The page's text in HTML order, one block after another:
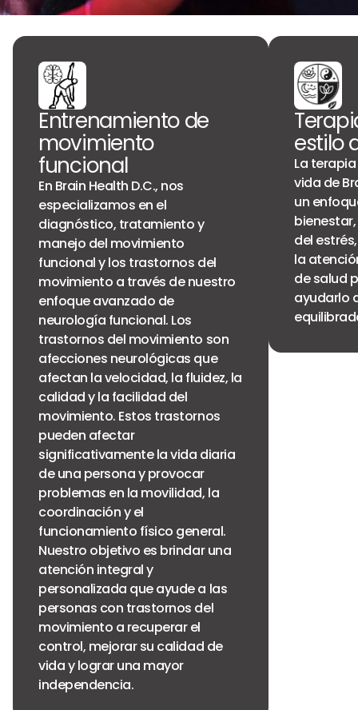
Entrenamiento de
movimiento
funcional
En Brain Health D.C., nos
especializamos en el
diagnóstico, tratamiento y
manejo del movimiento
funcional y los trastornos del
movimiento a través de nuestro
enfoque avanzado de
neurología funcional. Los
trastornos del movimiento son
afecciones neurológicas que
afectan la velocidad, la fluidez, la
calidad y la facilidad del
movimiento. Estos trastornos
pueden afectar
significativamente la vida diaria
de una persona y provocar
problemas en la movilidad, la
coordinación y el
funcionamiento físico general.
Nuestro objetivo es brindar una
atención integral y
personalizada que ayude a las
personas con trastornos del
movimiento a recuperar el
control, mejorar su calidad de
vida y lograr una mayor
independencia.
estilo
La
vida de
un
del
la
de salud
ayudarlo